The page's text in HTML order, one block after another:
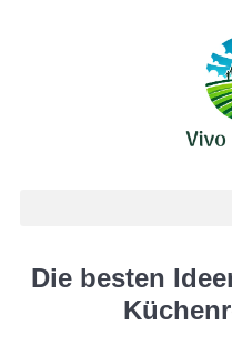
Die besten